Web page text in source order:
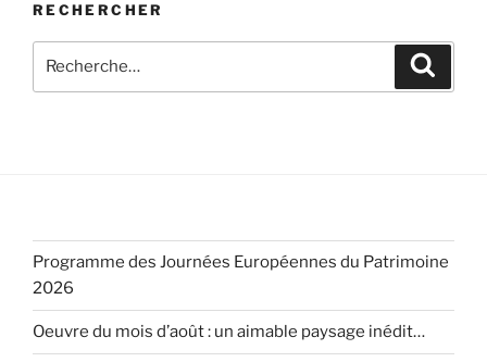
RECHERCHER
pour
Programme des Journées Européennes du Patrimoine
2026
Oeuvre du mois d’août : un aimable paysage inédit…